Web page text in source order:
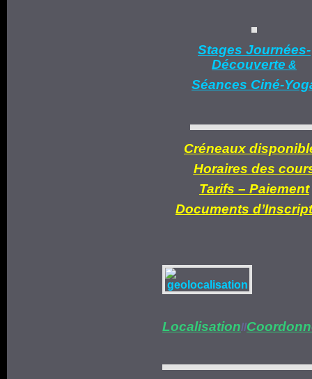
Stages Journées-
Découverte &
Séances Ciné-
Créneaux
Horaires des
Tarifs – Paiement
Documents d’
Localisation//